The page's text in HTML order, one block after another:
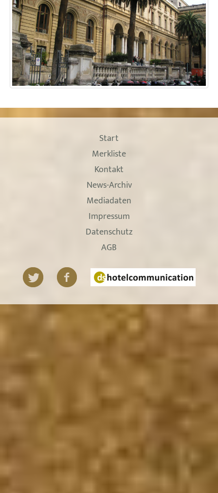
Start
Merkliste
Kontakt
News-Archiv
Mediadaten
Impressum
Datenschutz
AGB